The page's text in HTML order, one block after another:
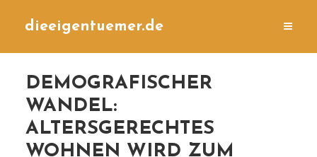
dieeigentuemer.de
DEMOGRAFISCHER
WANDEL:
ALTERSGERECHTES
WOHNEN WIRD ZUM